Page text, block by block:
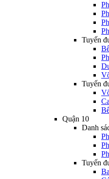
Tuyến
Tuyến
Quận 10
Danh
Tuyến